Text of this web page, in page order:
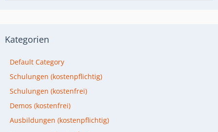
Kategorien
Default Category
Schulungen (kostenpflichtig)
Schulungen (kostenfrei)
Demos (kostenfrei)
Ausbildungen (kostenpflichtig)